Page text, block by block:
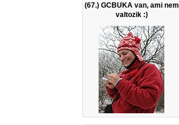
(67.) GCBUKA van, ami nem
valtozik :)